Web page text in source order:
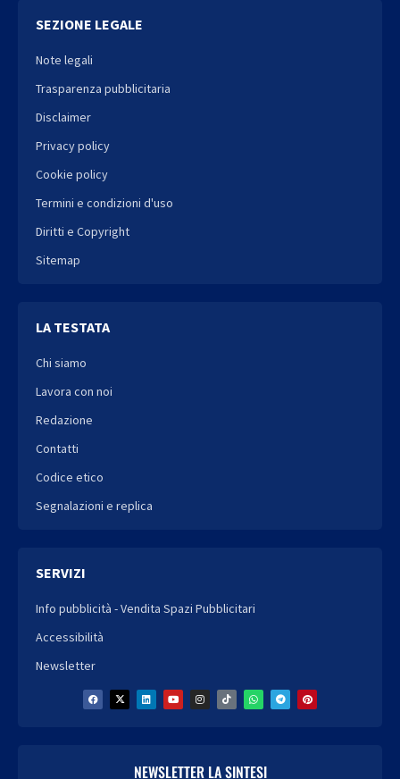
SEZIONE LEGALE
Note legali
Trasparenza pubblicitaria
Disclaimer
Privacy policy
Cookie policy
Termini e condizioni d'uso
Diritti e Copyright
Sitemap
LA TESTATA
Chi siamo
Lavora con noi
Redazione
Contatti
Codice etico
Segnalazioni e replica
SERVIZI
Info pubblicità - Vendita Spazi Pubblicitari
Accessibilità
Newsletter
NEWSLETTER LA SINTESI